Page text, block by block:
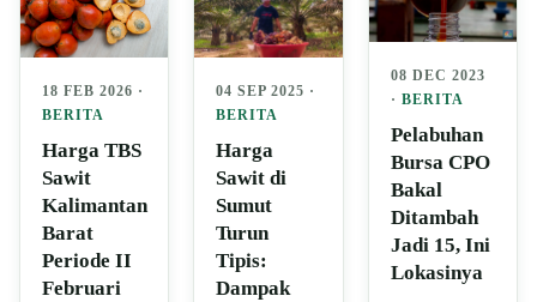
18 FEB 2026 ·
BERITA
Harga TBS
Sawit
Kalimantan
Barat
Periode II
Februari
04 SEP 2025 ·
BERITA
Harga
Sawit di
Sumut
Turun
Tipis:
Dampak
08 DEC 2023
· BERITA
Pelabuhan
Bursa CPO
Bakal
Ditambah
Jadi 15, Ini
Lokasinya